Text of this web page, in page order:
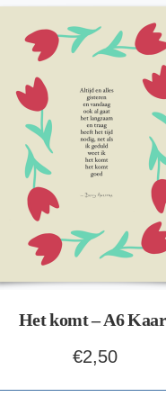
Het komt – A6
€2,50